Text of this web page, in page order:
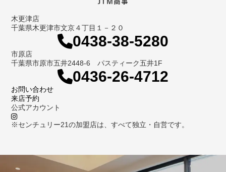
木更津店
千葉県木更津市文京４丁目１－２０
0438-38-5280
市原店
千葉県市原市五井2448-6 パスティーク五井1F
0436-26-4712
お問い合わせ
来店予約
公式アカウント
※センチュリー21の加盟店は、すべて独立・自営です。